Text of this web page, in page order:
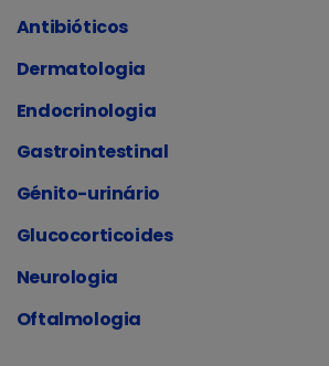
Antibióticos
Dermatologia
Endocrinologia
Gastrointestinal
Génito-urinário
Glucocorticoides
Neurologia
Oftalmologia